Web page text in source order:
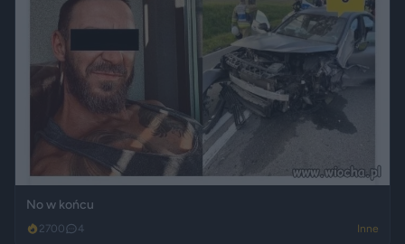
No w końcu
2700 4 Inne